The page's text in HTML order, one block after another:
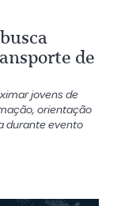
de
jovens de
orientação
durante evento